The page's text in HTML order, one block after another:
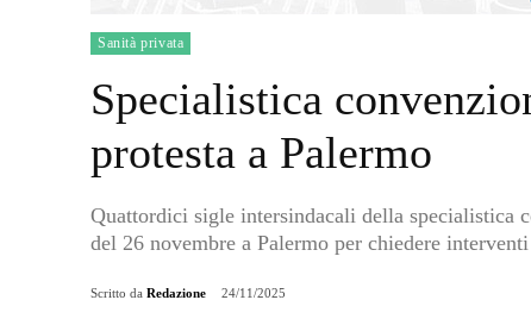
Sanità privata
Specialistica
protesta a Palermo
Quattordici sigle intersindacali della specialistica
del 26 novembre a Palermo per chiedere
Scritto da Redazione 24/11/2025